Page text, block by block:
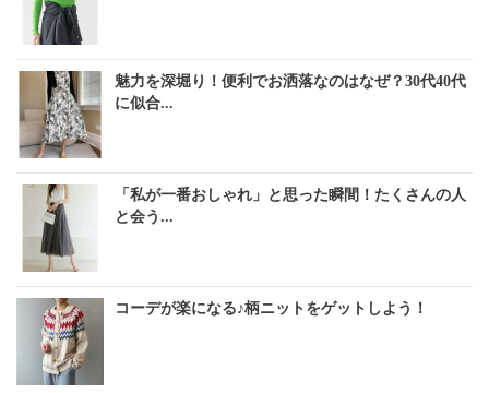
魅力を深堀り！便利でお洒落なのはなぜ？30代40代
に似合...
「私が一番おしゃれ」と思った瞬間！たくさんの人
と会う...
コーデが楽になる♪柄ニットをゲットしよう！